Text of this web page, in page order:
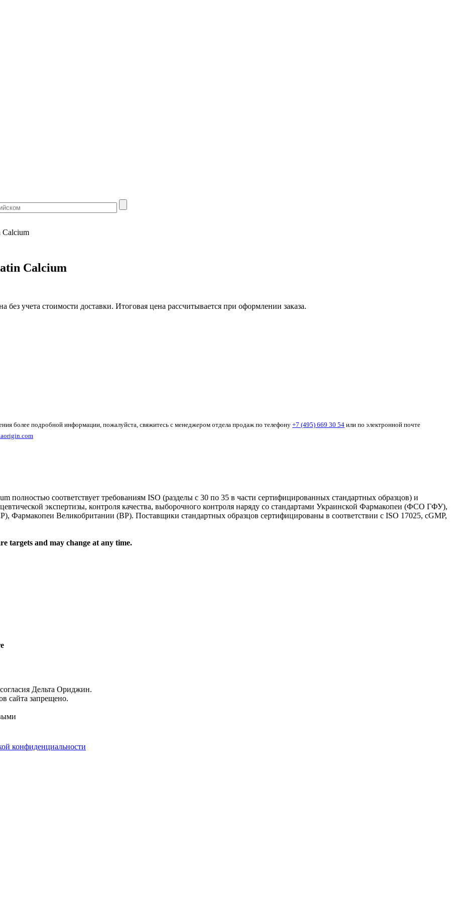
Calcium
Calcium
без учета стоимости доставки. Итоговая цена рассчитывается при оформлении заказа.
более подробной информации, пожалуйста, свяжитесь с менеджером отдела продаж по телефону +7 (495) 669 30 54 или по электронной почте
полностью соответствует требованиям ISO (разделы с 30 по 35 в части сертифицированных стандартных образцов) и
экспертизы, контроля качества, выборочного контроля наряду со стандартами Украинской Фармакопеи (ФСО ГФУ),
Фармакопеи Великобритании (BP). Поставщики стандартных образцов сертифицированы в соответствии с ISO 17025, cGMP,
targets and may change at any time.
Дельта Ориджин.
сайта запрещено.
конфиденциальности